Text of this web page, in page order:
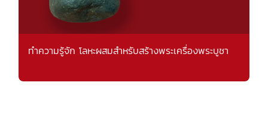
ทำความรู้จัก โลหะผสมสำหรับสร้างพระเครื่องพระบูชา